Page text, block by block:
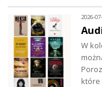
2026-
W